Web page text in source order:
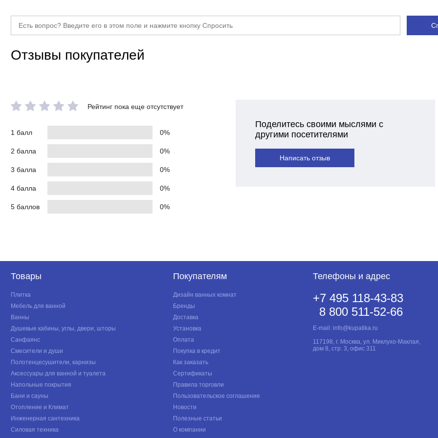
Отзывы покупателей
Рейтинг пока еще отсутствует
1 балл 0%
2 балла 0%
3 балла 0%
4 балла 0%
5 баллов 0%
Поделитесь своими мыслями с
другими посетителями
Написать отзыв
Товары
Плитка
Мебель для ванной
Ванны
Душевые кабины, углы, двери, шторы
Санфаянс
Смесители и души
Полотенцесушители, карнизы
Аксессуары для ванной и туалета
Напольные покрытия
Бани и сауны
Отопление и Климат
Инженерная сантехника
Силовая техника
Покупателям
Дизайн ванных комнат
Бренды
Доставка
Установка
Оплата
Покупка в кредит
Как заказать
Сертификаты
Правила торговли
Пользовательское соглашение
Новости
Полезные статьи
О компании
Телефоны и адрес
+7 495 118-43-83
8 800 511-52-66
E-mail: info@kupatika.ru
117198, г. Москва, ул. Миклухо-Маклая,
дом 8, стр. 3, офис 311